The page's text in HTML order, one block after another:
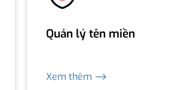
Quản lý tên miền
Xem thêm ⟶